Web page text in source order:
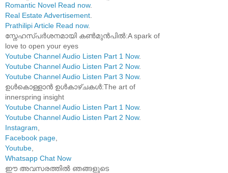
Romantic Novel Read now.
Real Estate Advertisement
Prathilipi Article Read now.
സ്നേഹസ്പർശനമായി കൺമുൻപിൽ:A spark of
love to open your eyes
Youtube Channel Audio Listen Part 1 Now.
Youtube Channel Audio Listen Part 2 Now.
Youtube Channel Audio Listen Part 3 Now.
ഉൾകൊള്ളാൻ ഉൾകാഴ്ചകൾ:The art of
innerspring insight
Youtube Channel Audio Listen Part 1 Now.
Youtube Channel Audio Listen Part 2 Now.
Instagram
Facebook page
Youtube
Whatsapp Chat Now
ഈ അവസരത്തിൽ ഞങ്ങളുടെ